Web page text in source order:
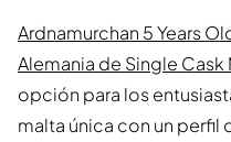
Ardnamurchan 5 Years
Alemania de Single Cask
opción para los
malta única con un perfil